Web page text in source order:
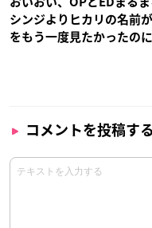
シンジよりヒカリの名前
をもう一度見たかったのに
コメントを投稿する